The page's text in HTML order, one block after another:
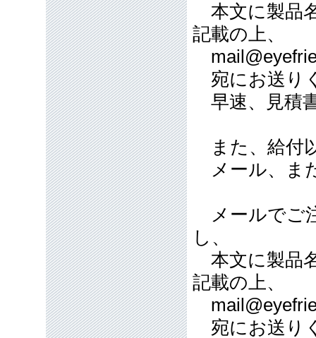
本文に製品
記載の上、
宛にお送り
早速、見積
また、給付
メール、ま
メールでご
し、
本文に製品
記載の上、
宛にお送り